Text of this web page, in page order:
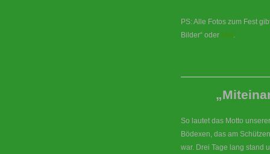
PS: Alle Fotos zum Fest
Bilder“ oder hier.
So lautet das Motto
Bödexen, das am
war. Drei Tage lang stand